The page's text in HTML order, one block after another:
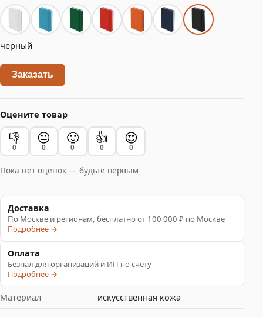
черный
Заказать
Оцените товар
👎
0
😐
0
🙂
0
👍
0
😍
0
Пока нет оценок — будьте первым
Доставка
По Москве и регионам, бесплатно от 100 000 ₽ по Москве
Подробнее →
Оплата
Безнал для организаций и ИП по счёту
Подробнее →
Материал
искусственная кожа